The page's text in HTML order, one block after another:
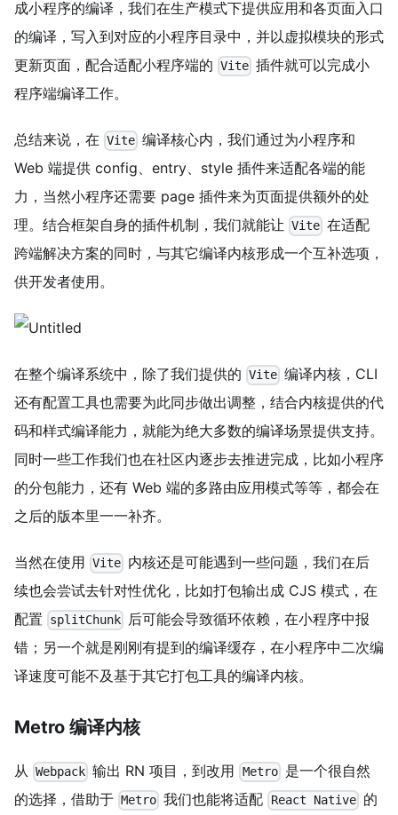
成小程序的编译，我们在生产模式下提供应用和各页面入口
的编译，写入到对应的小程序目录中，并以虚拟模块的形式
更新页面，配合适配小程序端的 Vite 插件就可以完成小
程序端编译工作。
总结来说，在 Vite 编译核心内，我们通过为小程序和
Web 端提供 config、entry、style 插件来适配各端的能
力，当然小程序还需要 page 插件来为页面提供额外的处
理。结合框架自身的插件机制，我们就能让 Vite 在适配
跨端解决方案的同时，与其它编译内核形成一个互补选项，
供开发者使用。
在整个编译系统中，除了我们提供的 Vite 编译内核，CLI
还有配置工具也需要为此同步做出调整，结合内核提供的代
码和样式编译能力，就能为绝大多数的编译场景提供支持。
同时一些工作我们也在社区内逐步去推进完成，比如小程序
的分包能力，还有 Web 端的多路由应用模式等等，都会在
之后的版本里一一补齐。
当然在使用 Vite 内核还是可能遇到一些问题，我们在后
续也会尝试去针对性优化，比如打包输出成 CJS 模式，在
配置
splitChunk
后可能会导致循环依赖，在小程序中报
错；另一个就是刚刚有提到的编译缓存，在小程序中二次编
译速度可能不及基于其它打包工具的编译内核。
Metro 编译内核
从 Webpack 输出 RN 项目，到改用 Metro是一个很自然
的选择，借助于 Metro 我们也能将适配 React Native的